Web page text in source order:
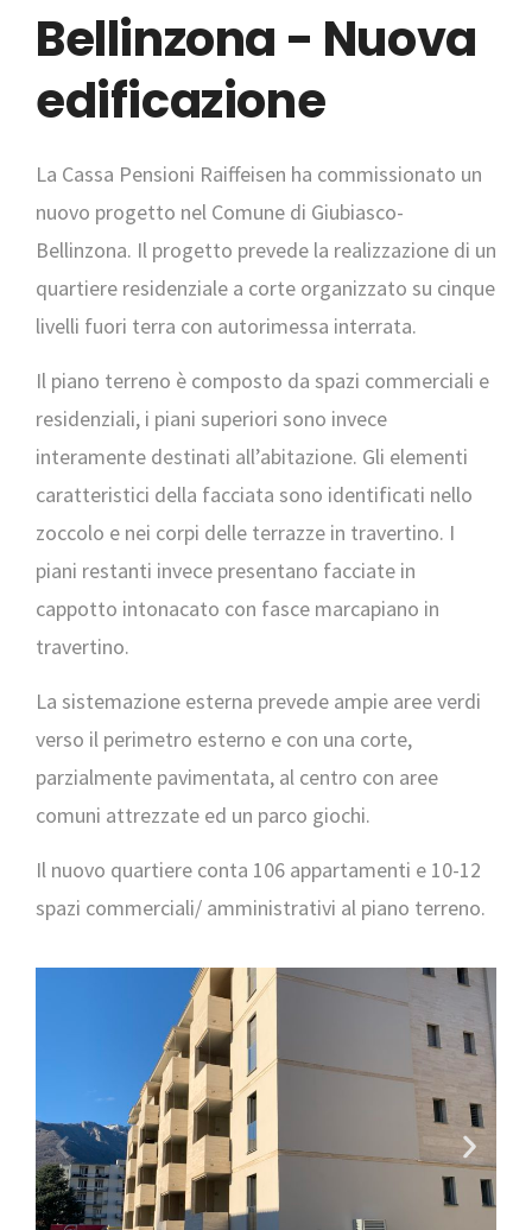
Bellinzona - Nuova
edificazione
La Cassa Pensioni Raiffeisen ha commissionato un
nuovo progetto nel Comune di Giubiasco-
Bellinzona. Il progetto prevede la realizzazione di un
quartiere residenziale a corte organizzato su cinque
livelli fuori terra con autorimessa interrata.
Il piano terreno è composto da spazi commerciali e
residenziali, i piani superiori sono invece
interamente destinati all’abitazione. Gli elementi
caratteristici della facciata sono identificati nello
zoccolo e nei corpi delle terrazze in travertino. I
piani restanti invece presentano facciate in
cappotto intonacato con fasce marcapiano in
travertino.
La sistemazione esterna prevede ampie aree verdi
verso il perimetro esterno e con una corte,
parzialmente pavimentata, al centro con aree
comuni attrezzate ed un parco giochi.
Il nuovo quartiere conta 106 appartamenti e 10-12
spazi commerciali/ amministrativi al piano terreno.